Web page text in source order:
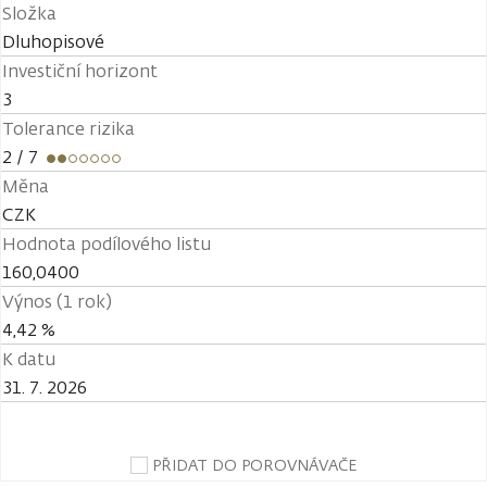
Složka
Dluhopisové
Investiční horizont
3
Tolerance rizika
2 / 7
Měna
CZK
Hodnota podílového listu
160,0400
Výnos (1 rok)
4,42 %
K datu
31. 7. 2026
PŘIDAT DO POROVNÁVAČE